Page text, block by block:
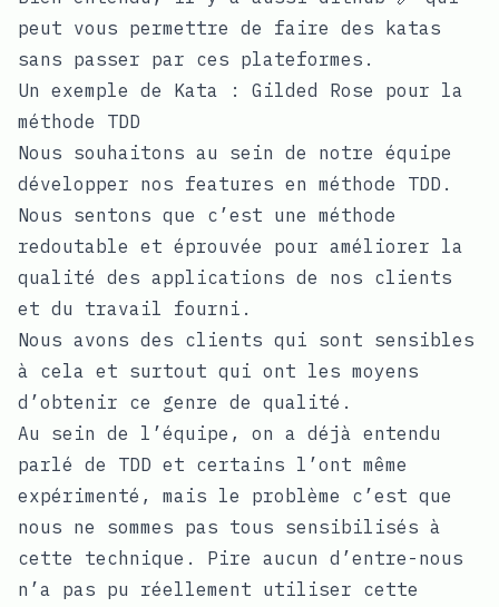
peut vous permettre de faire des katas
sans passer par ces plateformes.
Un exemple de Kata : Gilded Rose pour la
méthode TDD
Nous souhaitons au sein de notre équipe
développer nos features en méthode TDD.
Nous sentons que c’est une méthode
redoutable et éprouvée pour améliorer la
qualité des applications de nos clients
et du travail fourni.
Nous avons des clients qui sont sensibles
à cela et surtout qui ont les moyens
d’obtenir ce genre de qualité.
Au sein de l’équipe, on a déjà entendu
parlé de TDD et certains l’ont même
expérimenté, mais le problème c’est que
nous ne sommes pas tous sensibilisés à
cette technique. Pire aucun d’entre-nous
n’a pas pu réellement utiliser cette